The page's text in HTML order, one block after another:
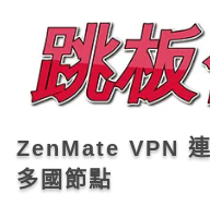
ZenMate VPN
多國節點